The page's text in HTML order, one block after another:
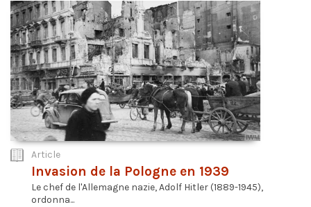
Article
Invasion de la Pologne en 1939
Le chef de l'Allemagne nazie, Adolf Hitler (1889-1945),
ordonna...